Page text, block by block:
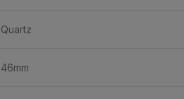
Quartz
46mm